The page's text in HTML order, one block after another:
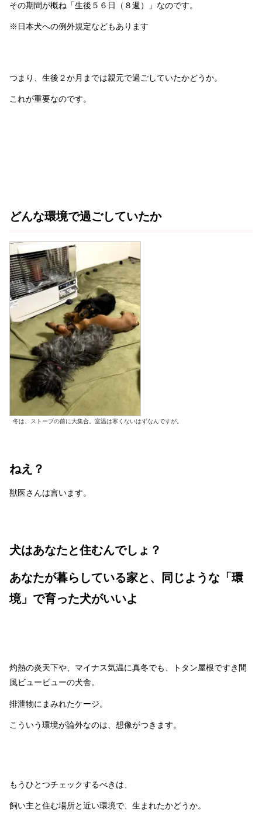
その期間が概ね「生後５６日（８週）」なのです。
※日本犬への例外規定などもあります
つまり、生後２か月までは親元で過ごしていたかどうか。
これが重要なのです。
どんな環境で過ごしていたか
冬は、ストーブの前に大集合。室温は寒くないはずなんですが。
ねえ？
獣医さんは言います。
犬はあなたと住むんでしょ？
あなたが暮らしている家と、同じような「環
境」で育った犬がいいよ
灼熱の炎天下や、マイナス気温に真冬でも、トタン屋根ですき間
風ビュービューの犬舎。
排泄物にまみれたケージ。
こういう環境が論外なのは、想像がつきます。
もうひとつチェックするべきは、
飼い主と住む場所と近い環境で、生まれたかどうか。